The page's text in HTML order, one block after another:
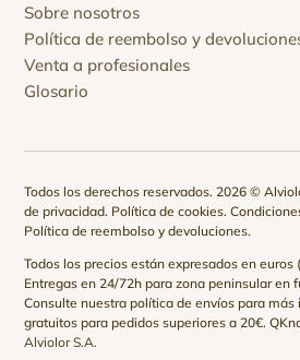
Sobre nosotros
Política de reembolso y
Venta a profesionales
Glosario
Todos los derechos reservados. 2026 ©
de privacidad. Política de cookies.
Política de reembolso y devoluciones.
Todos los precios están expresados en euros
Entregas en 24/72h para zona peninsular en
Consulte nuestrapolítica de envíos para más
gratuitos para pedidos superiores a 20€.
Alviolor S.A.